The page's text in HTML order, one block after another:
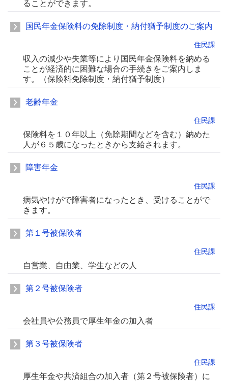
ることができます。
国民年金保険料の免除制度・納付猶予制度のご案内
住民課
収入の減少や失業等により国民年金保険料を納める
ことが経済的に困難な場合の手続きをご案内しま
す。（保険料免除制度・納付猶予制度）
老齢年金
住民課
保険料を１０年以上（免除期間などを含む）納めた
人が６５歳になったときから支給されます。
障害年金
住民課
病気やけがで障害者になったとき、受けることがで
きます。
第１号被保険者
住民課
自営業、自由業、学生などの人
第２号被保険者
住民課
会社員や公務員で厚生年金の加入者
第３号被保険者
住民課
厚生年金や共済組合の加入者（第２号被保険者）に